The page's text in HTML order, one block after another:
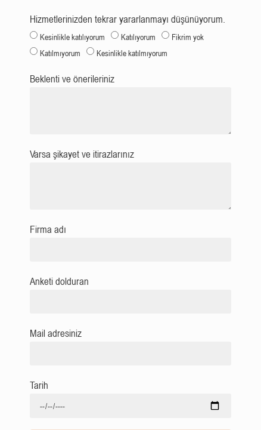
Hizmetlerinizden tekrar yararlanmayı düşünüyorum.
Kesinlikle katılıyorum Katılıyorum
Fikrim yok
Katılmıyorum
Kesinlikle katılmıyorum
Beklenti ve önerileriniz
Varsa şikayet ve itirazlarınız
Firma adı
Anketi dolduran
Mail adresiniz
Tarih